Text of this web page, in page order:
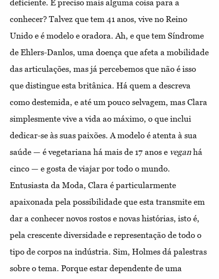
deficiente. É preciso mais alguma coisa para a
conhecer? Talvez que tem 41 anos, vive no Reino
Unido e é modelo e oradora. Ah, e que tem Síndrome
de Ehlers-Danlos, uma doença que afeta a mobilidade
das articulações, mas já percebemos que não é isso
que distingue esta britânica. Há quem a descreva
como destemida, e até um pouco selvagem, mas Clara
simplesmente vive a vida ao máximo, o que inclui
dedicar-se às suas paixões. A modelo é atenta à sua
saúde — é vegetariana há mais de 17 anos e vegan há
cinco — e gosta de viajar por todo o mundo.
Entusiasta da Moda, Clara é particularmente
apaixonada pela possibilidade que esta transmite em
dar a conhecer novos rostos e novas histórias, isto é,
pela crescente diversidade e representação de todo o
tipo de corpos na indústria. Sim, Holmes dá palestras
sobre o tema. Porque estar dependente de uma